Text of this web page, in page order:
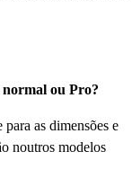
normal ou Pro?
as dimensões e
noutros modelos